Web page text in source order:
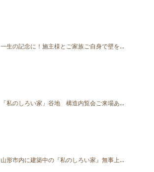
一生の記念に！施主様とご家族ご自身で壁を...
「私のしろい家」谷地 構造内覧会ご来場あ...
山形市内に建築中の『私のしろい家』無事上...